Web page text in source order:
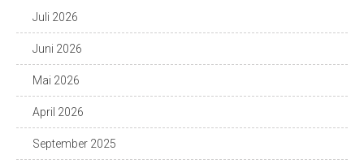
Juli 2026
Juni 2026
Mai 2026
April 2026
September 2025